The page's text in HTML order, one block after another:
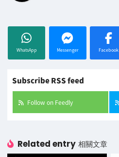
WhatsApp Messenger Facebook
Subscribe RSS feed
Follow on Feedly
Related entry 相關文章